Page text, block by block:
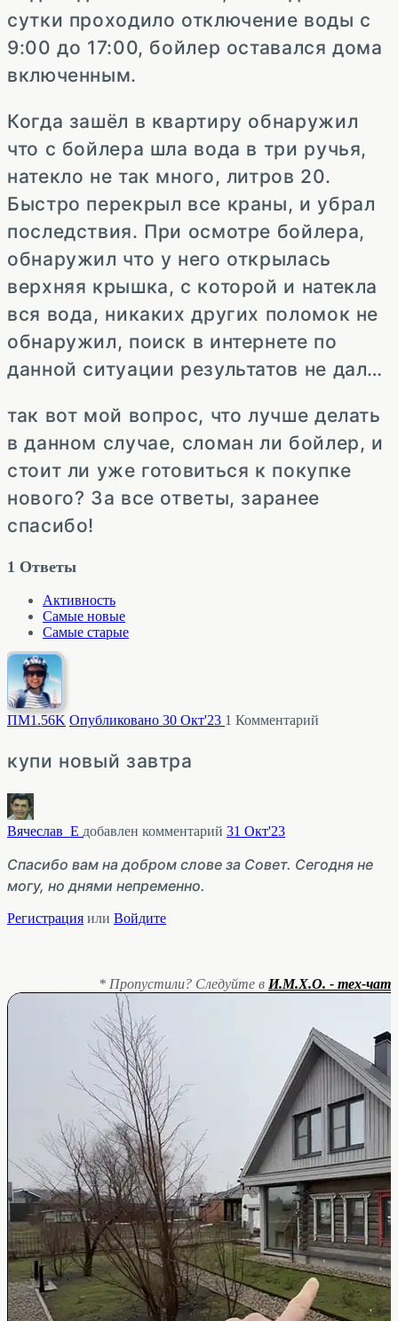
сутки проходило отключение воды с
9:00 до 17:00, бойлер оставался дома
включенным.
Когда зашёл в квартиру обнаружил
что с бойлера шла вода в три ручья,
натекло не так много, литров 20.
Быстро перекрыл все краны, и убрал
последствия. При осмотре бойлера,
обнаружил что у него открылась
верхняя крышка, с которой и натекла
вся вода, никаких других поломок не
обнаружил, поиск в интернете по
данной ситуации результатов не дал…
так вот мой вопрос, что лучше делать
в данном случае, сломан ли бойлер, и
стоит ли уже готовиться к покупке
нового? За все ответы, заранее
спасибо!
1 Ответы
Активность
Самые новые
Самые старые
ПМ1.56K Опубликовано 30 Окт'23 1 Комментарий
купи новый завтра
Вячеслав_Е добавлен комментарий 31 Окт'23
Спасибо вам на добром слове за Совет. Сегодня не
могу, но днями непременно.
Регистрация или Войдите
* Пропустили? Следуйте в И.М.Х.О. - тех-чат